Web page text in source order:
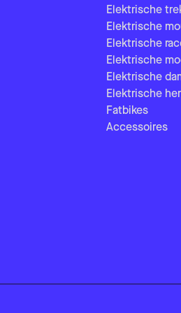
Elektrische
Elektrische
Elektrische
Elektrische
Elektrische
Elektrische
Fatbikes
Accessoires